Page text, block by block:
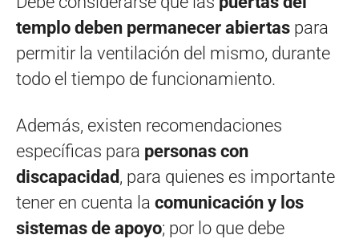
templo deben permanecer abiertas para
permitir la ventilación del mismo, durante
todo el tiempo de funcionamiento.
Además, existen recomendaciones
específicas para personas con
discapacidad , para quienes es importante
tener en cuenta la comunicación y los
sistemas de apoyo; por lo que debe